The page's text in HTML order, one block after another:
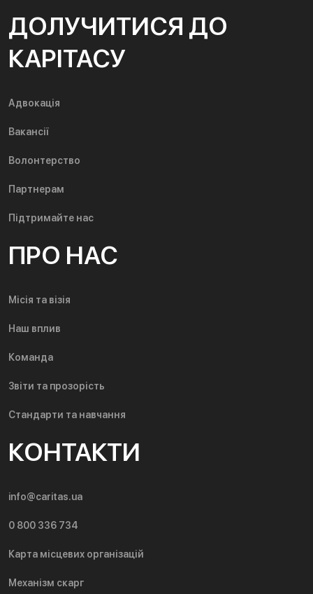
ДОЛУЧИТИСЯ ДО
КАРІТАСУ
Адвокація
Вакансії
Волонтерство
Партнерам
Підтримайте нас
ПРО НАС
Місія та візія
Наш вплив
Команда
Звіти та прозорість
Стандарти та навчання
КОНТАКТИ
info@caritas.ua
0 800 336 734
Карта місцевих організацій
Механізм скарг